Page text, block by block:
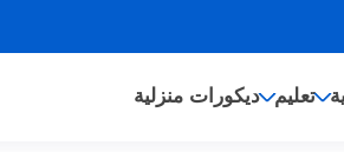
تعليم ديكورات منزلية